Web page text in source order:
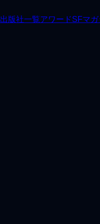
出版社一覧アワードSFマガ